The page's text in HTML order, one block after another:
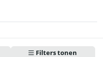
Filters tonen